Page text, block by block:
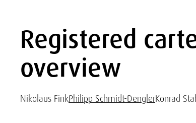
Registered
overview
Nikolaus FinkPhilipp Schmidt-DenglerKonrad